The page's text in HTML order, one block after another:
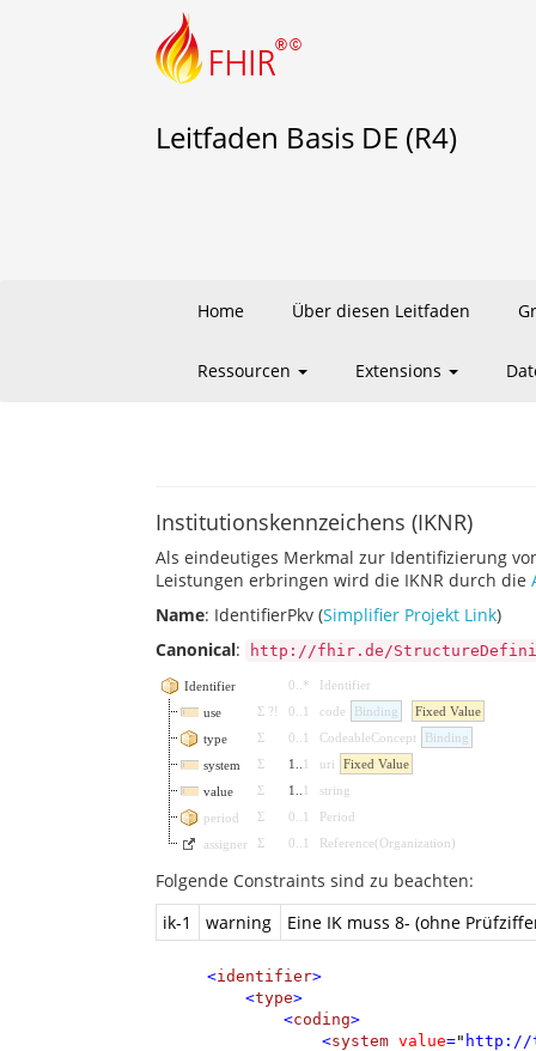
Leitfaden Basis DE (R4)
Home Über diesen Leitfaden
Ressourcen Extensions
Institutionskennzeichens (IKNR)
Als eindeutiges Merkmal zur Identifizierung
Leistungen erbringen wird die IKNR durch die
Name: IdentifierPkv (Simplifier Projekt Link)
Canonical: http://fhir.de/
Identifier 0 *
Identifier
use
Σ ?! 0 1 code Binding
Fixed Value
type
Σ 0 1 CodeableConcept
Binding
system
Σ 1 1 uri
Fixed Value
value
Σ 1 1
string
period
Σ 0 1
Period
assigner
Σ 0 1 Reference( Organization)
Folgende Constraints sind zu beachten:
ik-1
warning Eine IK muss 8- (ohne
<identifier>
<type>
<coding>
<system value=" http://